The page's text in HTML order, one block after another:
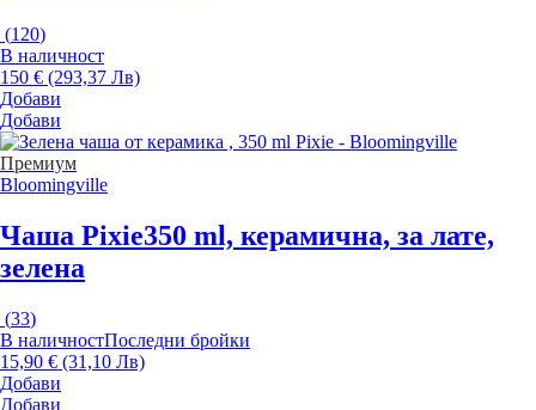
(120)
В наличност
150 € (293,37 Лв)
Добави
Добави
Премиум
Bloomingville
Чаша Pixie350 ml, керамична, за лате,
зелена
(33)
В наличностПоследни бройки
15,90 € (31,10 Лв)
Добави
Добави